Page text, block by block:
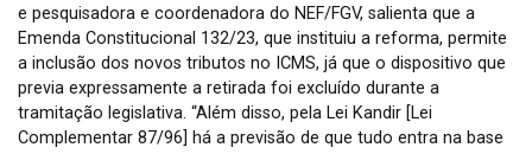
e pesquisadora e coordenadora do NEF/FGV, salienta que a
Emenda Constitucional 132/23, que instituiu a reforma, permite
a inclusão dos novos tributos no ICMS, já que o dispositivo que
previa expressamente a retirada foi excluído durante a
tramitação legislativa. “Além disso, pela Lei Kandir [Lei
Complementar 87/96] há a previsão de que tudo entra na base